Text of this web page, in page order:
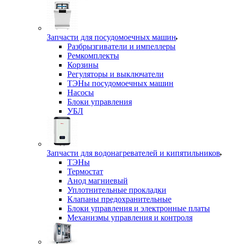
Запчасти для посудомоечных машин
Разбрызгиватели и импеллеры
Ремкомплекты
Корзины
Регуляторы и выключатели
ТЭНы посудомоечных машин
Насосы
Блоки управления
УБЛ
Запчасти для водонагревателей и кипятильников
ТЭНы
Термостат
Анод магниевый
Уплотнительные прокладки
Клапаны предохранительные
Блоки управления и электронные платы
Механизмы управления и контроля